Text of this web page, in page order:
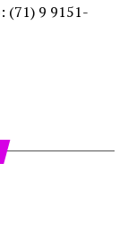
(71) 9 9151-